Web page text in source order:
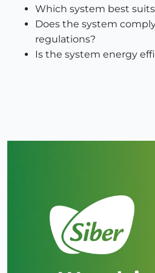
Which system best
Does the system
regulations?
Is the system energy